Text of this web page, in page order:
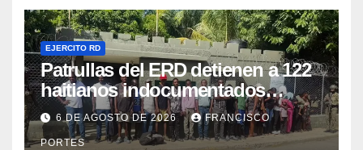
EJERCITO RD
Patrullas del ERD detienen a 122
haitianos indocumentados
durante intervenciones en
Dajabón y Santiago Rodríguez
6 DE AGOSTO DE 2026 FRANCISCO
PORTES